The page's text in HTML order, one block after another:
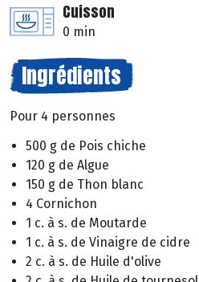
Cuisson
0 min
Ingrédients
Pour 4 personnes
500 g de Pois chiche
120 g de Algue
150 g de Thon blanc
4 Cornichon
1 c. à s. de Moutarde
1 c. à s. de Vinaigre de cidre
2 c. à s. de Huile d'olive